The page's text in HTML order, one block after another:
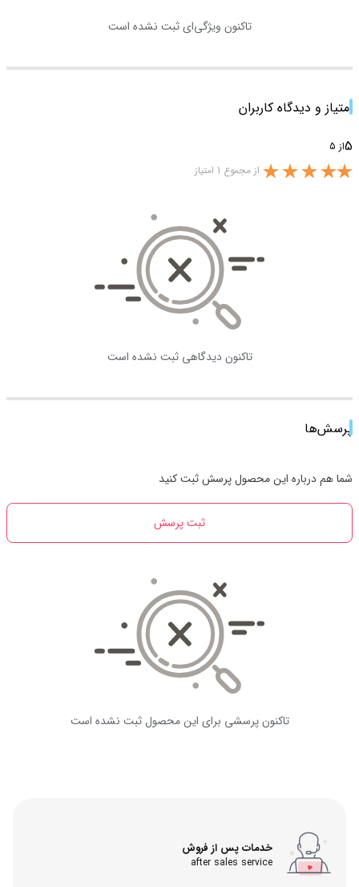
تاکنون ویژگی‌ای ثبت نشده است
امتیاز و دیدگاه کاربران
5از 5
از مجموع 1 امتیاز
تاکنون دیدگاهی ثبت نشده است
پرسش‌ها
شما هم درباره این محصول پرسش ثبت کنید
ثبت پرسش
تاکنون پرسشی برای این محصول ثبت نشده است
خدمات پس از فروش
after sales service